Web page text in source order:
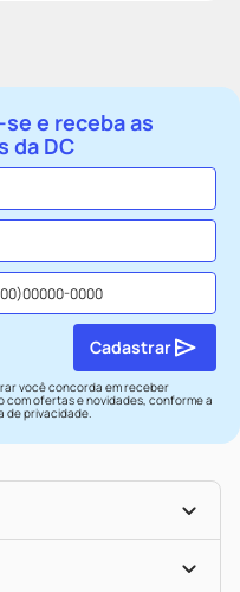
e receba as
da DC
você concorda em receber
com ofertas e novidades, conforme a
de privacidade.
Cadastrar